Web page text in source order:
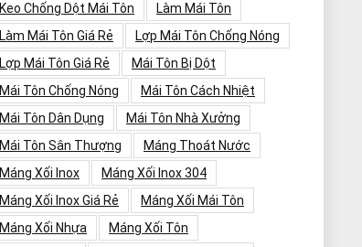
Keo Chống Dột Mái Tôn
Làm Mái Tôn
Làm Mái Tôn Giá Rẻ
Lợp Mái Tôn Chống Nóng
Lợp Mái Tôn Giá Rẻ
Mái Tôn Bị Dột
Mái Tôn Chống Nóng
Mái Tôn Cách Nhiệt
Mái Tôn Dân Dụng
Mái Tôn Nhà Xưởng
Mái Tôn Sân Thượng
Máng Thoát Nước
Máng Xối Inox
Máng Xối Inox 304
Máng Xối Inox Giá Rẻ
Máng Xối Mái Tôn
Máng Xối Nhựa
Máng Xối Tôn